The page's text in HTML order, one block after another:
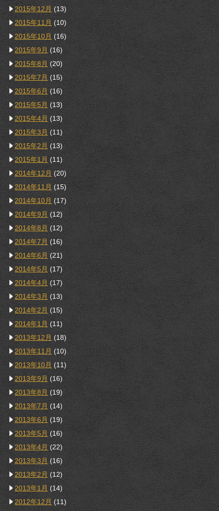
2015年12月 (13)
2015年11月 (10)
2015年10月 (16)
2015年9月 (16)
2015年8月 (20)
2015年7月 (15)
2015年6月 (16)
2015年5月 (13)
2015年4月 (13)
2015年3月 (11)
2015年2月 (13)
2015年1月 (11)
2014年12月 (20)
2014年11月 (15)
2014年10月 (17)
2014年9月 (12)
2014年8月 (12)
2014年7月 (16)
2014年6月 (21)
2014年5月 (17)
2014年4月 (17)
2014年3月 (13)
2014年2月 (15)
2014年1月 (11)
2013年12月 (18)
2013年11月 (10)
2013年10月 (11)
2013年9月 (16)
2013年8月 (19)
2013年7月 (14)
2013年6月 (19)
2013年5月 (16)
2013年4月 (22)
2013年3月 (16)
2013年2月 (12)
2013年1月 (14)
2012年12月 (11)